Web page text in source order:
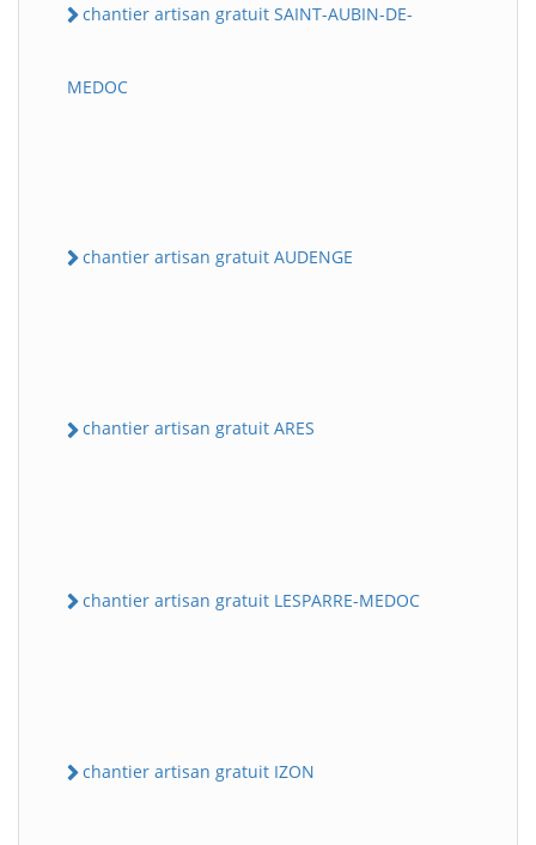
chantier artisan gratuit SAINT-AUBIN-DE-
MEDOC
chantier artisan gratuit AUDENGE
chantier artisan gratuit ARES
chantier artisan gratuit LESPARRE-MEDOC
chantier artisan gratuit IZON